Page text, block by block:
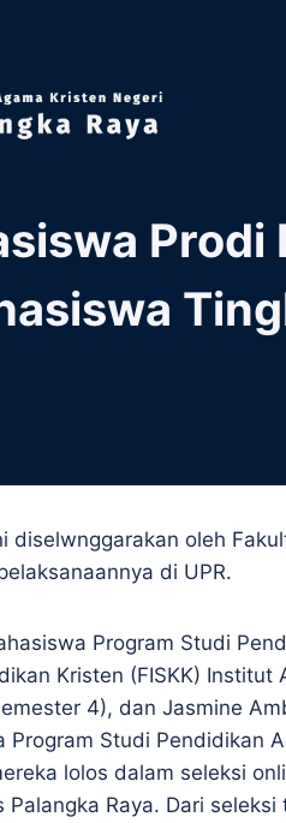
Prodi
diselwnggarakan oleh
di UPR.
Program Studi
Kristen (FISKK)
4), dan Jasmine
Program Studi Pendidikan
lolos dalam seleksi
Palangka Raya. Dari